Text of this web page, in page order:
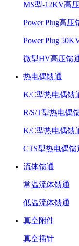
MS型-12KV高
Power Plug高压
Power Plug
微型HV高压馈
热电偶馈通
K/C型热电偶馈
R/S/T型热电偶
K/C型热电偶馈
CTS型热电偶馈
流体馈通
常温流体馈通
低温流体馈通
真空附件
真空插针